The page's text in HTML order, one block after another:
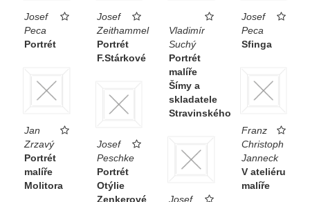
Josef
Peca
Portrét
Josef
Zeithammel
Portrét
F.Stárkové
Vladimír
Suchý
Portrét
malíře
Šímy a
skladatele
Stravinského
Josef
Peca
Sfinga
Jan
Zrzavý
Portrét
malíře
Molitora
Franz
Christoph
Janneck
V ateliéru
malíře
Josef
Peschke
Portrét
Otýlie
Zenkerové
Josef